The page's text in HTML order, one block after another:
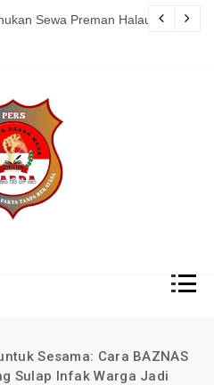
Agustus 07, 2026
Sewa Preman Halau LSM
Sesama: Cara BAZNAS
Sulap Infak Warga Jadi